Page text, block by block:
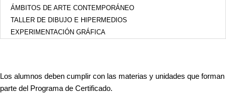
ÁMBITOS DE ARTE CONTEMPORÁNEO
TALLER DE DIBUJO E HIPERMEDIOS
EXPERIMENTACIÓN GRÁFICA
Los alumnos deben cumplir con las materias y unidades que forman
parte del Programa de Certificado.